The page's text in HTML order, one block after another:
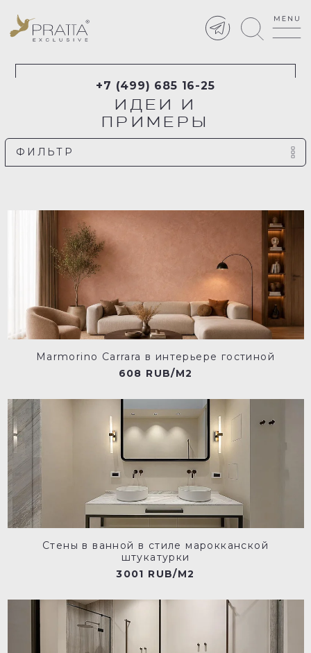
+7 (499) 685 16-25
ИДЕИ И
ПРИМЕРЫ
ФИЛЬТР
Marmorino Carrara в интерьере гостиной
608 RUB/M2
Стены в ванной в стиле марокканской
штукатурки
3001 RUB/M2